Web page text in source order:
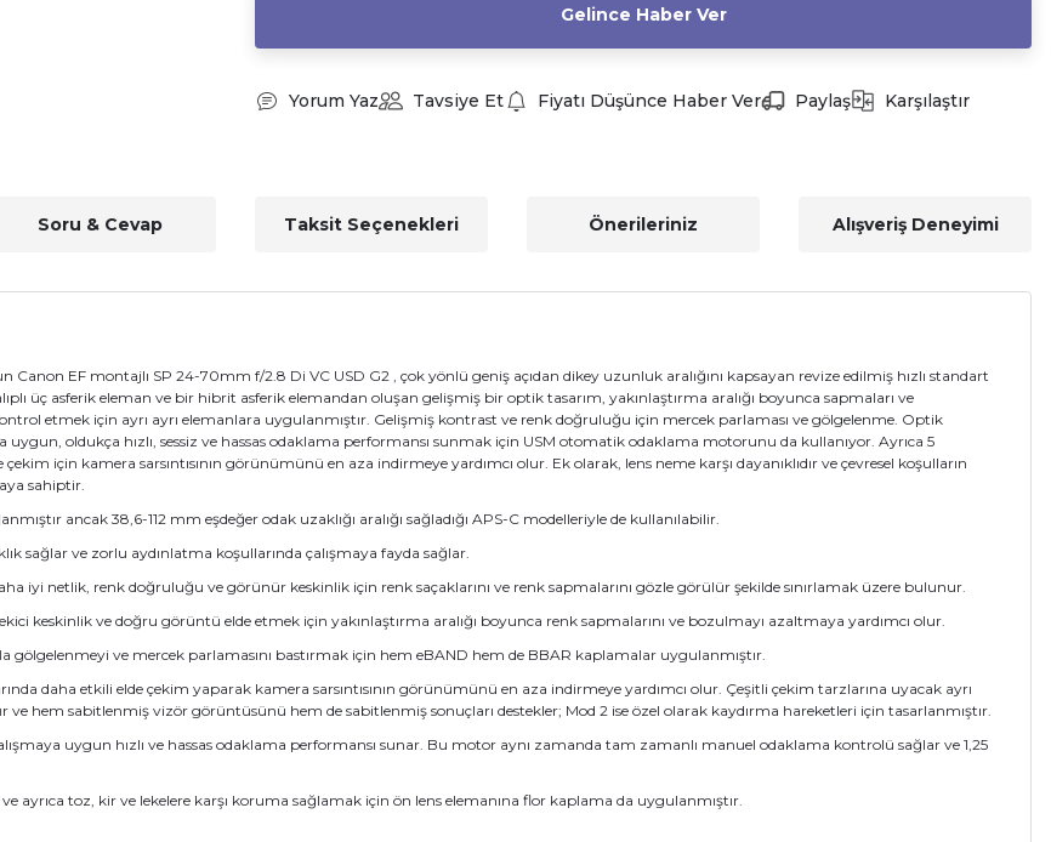
Gelince Haber Ver
Yorum Yaz Tavsiye Et Fiyatı Düşünce Haber Ver Paylaş Karşılaştır
Soru & Cevap Taksit Seçenekleri Önerileriniz Alışveriş Deneyimi
EF montajlı SP 24-70mm f/2.8 Di VC USD G2 , çok yönlü geniş açıdan dikey uzunluk aralığını kapsayan revize edilmiş hızlı standart
üç asferik eleman ve bir hibrit asferik elemandan oluşan gelişmiş bir optik tasarım, yakınlaştırma aralığı boyunca sapmaları ve
etmek için ayrı ayrı elemanlara uygulanmıştır. Gelişmiş kontrast ve renk doğruluğu için mercek parlaması ve gölgelenme. Optik
oldukça hızlı, sessiz ve hassas odaklama performansı sunmak için USM otomatik odaklama motorunu da kullanıyor. Ayrıca 5
için kamera sarsıntısının görünümünü en aza indirmeye yardımcı olur. Ek olarak, lens neme karşı dayanıklıdır ve çevresel koşulların
sahiptir.
ancak 38,6-112 mm eşdeğer odak uzaklığı aralığı sağladığı APS-C modelleriyle de kullanılabilir.
sağlar ve zorlu aydınlatma koşullarında çalışmaya fayda sağlar.
iyi netlik, renk doğruluğu ve görünür keskinlik için renk saçaklarını ve renk sapmalarını gözle görülür şekilde sınırlamak üzere bulunur.
keskinlik ve doğru görüntü elde etmek için yakınlaştırma aralığı boyunca renk sapmalarını ve bozulmayı azaltmaya yardımcı olur.
gölgelenmeyi ve mercek parlamasını bastırmak için hem eBAND hem de BBAR kaplamalar uygulanmıştır.
daha etkili elde çekim yaparak kamera sarsıntısının görünümünü en aza indirmeye yardımcı olur. Çeşitli çekim tarzlarına uyacak ayrı
hem sabitlenmiş vizör görüntüsünü hem de sabitlenmiş sonuçları destekler; Mod 2 ise özel olarak kaydırma hareketleri için tasarlanmıştır.
uygun hızlı ve hassas odaklama performansı sunar. Bu motor aynı zamanda tam zamanlı manuel odaklama kontrolü sağlar ve 1,25
ayrıca toz, kir ve lekelere karşı koruma sağlamak için ön lens elemanına flor kaplama da uygulanmıştır.